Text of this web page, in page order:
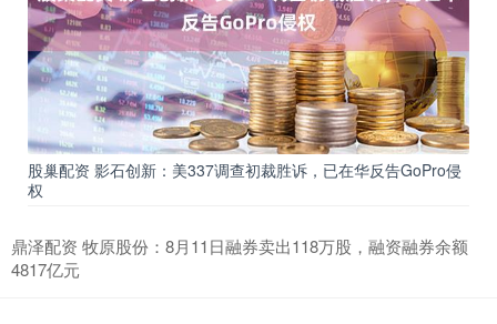
股巢配资 影石创新：美337调查初裁胜诉，已在华反告GoPro侵
权
鼎泽配资 牧原股份：8月11日融券卖出118万股，融资融券余额
4817亿元